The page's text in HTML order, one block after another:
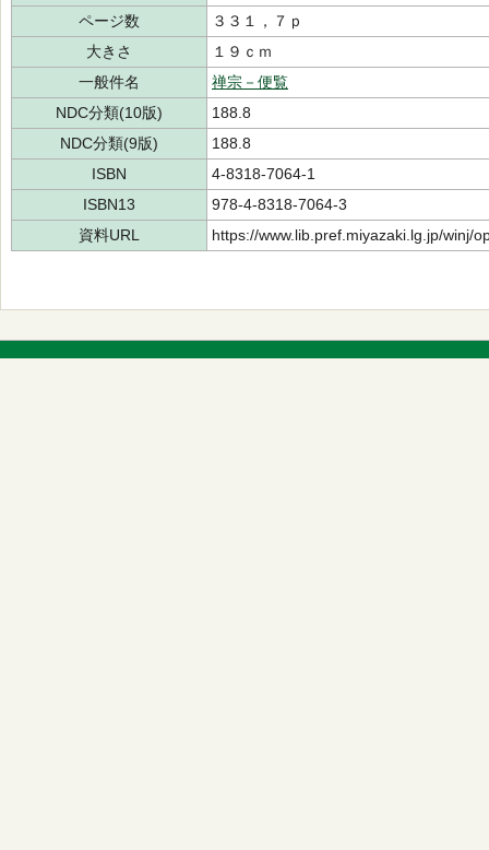
ページ数
３３１，７ｐ
大きさ
１９ｃｍ
一般件名
禅宗－便覧
NDC分類(10版)
188.8
NDC分類(9版)
188.8
ISBN
4-8318-7064-1
ISBN13
978-4-8318-7064-3
資料URL
https://www.lib.pref.miyazaki.lg.jp/winj/